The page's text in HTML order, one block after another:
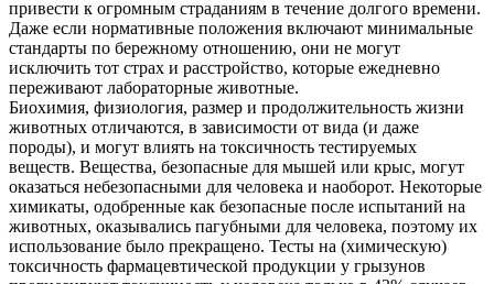
привести к огромным страданиям в течение долгого времени.
Даже если нормативные положения включают минимальные
стандарты по бережному отношению, они не могут
исключить тот страх и расстройство, которые ежедневно
переживают лабораторные животные.
Биохимия, физиология, размер и продолжительность жизни
животных отличаются, в зависимости от вида (и даже
породы), и могут влиять на токсичность тестируемых
веществ. Вещества, безопасные для мышей или крыс, могут
оказаться небезопасными для человека и наоборот. Некоторые
химикаты, одобренные как безопасные после испытаний на
животных, оказывались пагубными для человека, поэтому их
использование было прекращено. Тесты на (химическую)
токсичность фармацевтической продукции у грызунов